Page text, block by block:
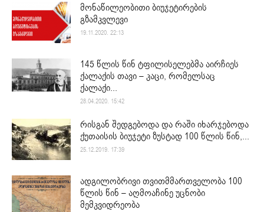
მონაწილეობითი ბიუჯეტირების
გზამკვლევი
19.11.2020. 22:13
145 წლის წინ ტფილისელებმა აირჩიეს
ქალაქის თავი – კაცი, რომელსაც
ქალაქი...
28.04.2020. 15:42
რისგან შედგებოდა და რაში იხარჯებოდა
ქუთაისის ბიუჯეტი ზუსტად 100 წლის წინ,...
25.12.2019. 17:39
ადგილობრივი თვითმმართველობა 100
წლის წინ – აღმოაჩინე უცნობი
მემკვიდრეობა